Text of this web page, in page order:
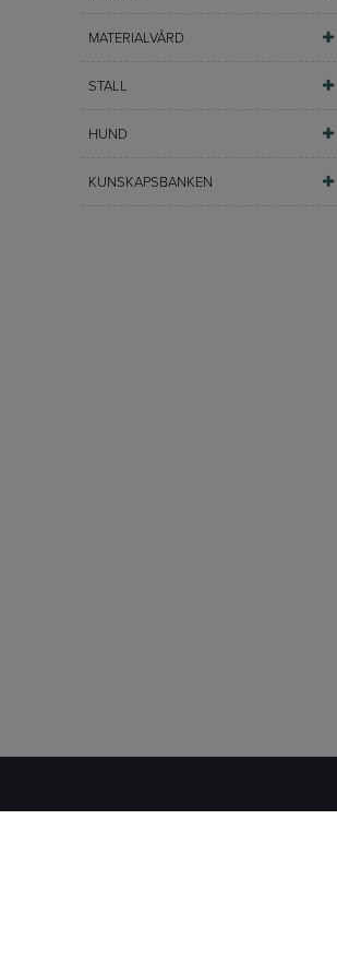
MATERIALVÅRD
STALL
HUND
KUNSKAPSBANKEN